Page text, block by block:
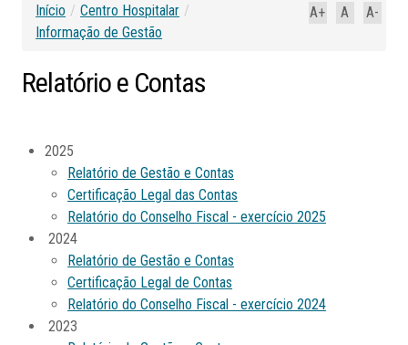
A-
A
A+
Início / Centro Hospitalar /
Informação de Gestão
Relatório e Contas
2025
Relatório de Gestão e Contas
Certificação Legal das Contas
Relatório do Conselho Fiscal - exercício 2025
2024
Relatório de Gestão e Contas
Certificação Legal de Contas
Relatório do Conselho Fiscal - exercício 2024
2023